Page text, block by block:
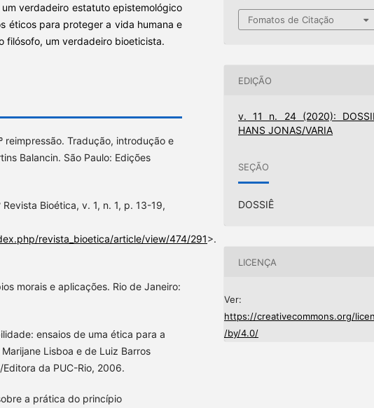
verdadeiro estatuto epistemológico
éticos para proteger a vida humana e
filósofo, um verdadeiro bioeticista.
reimpressão. Tradução, introdução e
Balancin. São Paulo: Edições
Bioética, v. 1, n. 1, p. 13-19,
revista_bioetica/article/view/474/291>.
morais e aplicações. Rio de Janeiro:
ensaios de uma ética para a
Lisboa e de Luiz Barros
da PUC-Rio, 2006.
sobre a prática do princípio
Fomatos de Citação
EDIÇÃO
v. 11 n. 24 (2020):
HANS JONAS/VARIA
SEÇÃO
DOSSIÊ
LICENÇA
Ver:
https://creativecommons.org/
/by/4.0/